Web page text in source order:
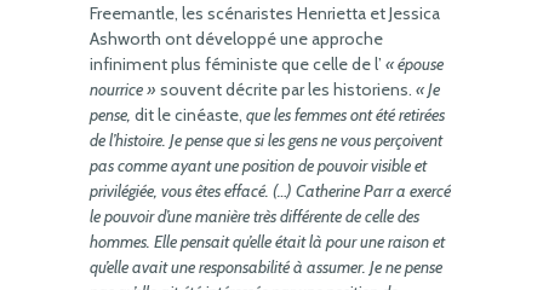
Freemantle, les scénaristes Henrietta et Jessica
Ashworth ont développé une approche
infiniment plus féministe que celle de l’ « épouse
nourrice » souvent décrite par les historiens. « Je
pense, dit le cinéaste, que les femmes ont été retirées
de l’histoire. Je pense que si les gens ne vous perçoivent
pas comme ayant une position de pouvoir visible et
privilégiée, vous êtes effacé. (…) Catherine Parr a exercé
le pouvoir d’une manière très différente de celle des
hommes. Elle pensait qu’elle était là pour une raison et
qu’elle avait une responsabilité à assumer. Je ne pense